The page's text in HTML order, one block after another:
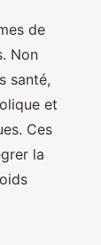
de
Non
santé,
et
Ces
la